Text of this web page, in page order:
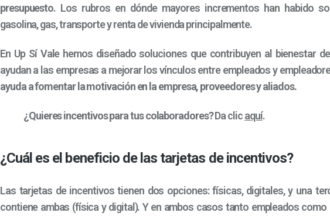
presupuesto. Los rubros en dónde mayores incrementos han habido
gasolina, gas, transporte y renta de vivienda principalmente.
En Up Sí Vale hemos diseñado soluciones que contribuyen al bienestar
ayudan a las empresas a mejorar los vínculos entre empleados y
ayuda a fomentar la motivación en la empresa, proveedores y aliados.
¿Quieres incentivos para tus colaboradores?Da clicaquí.
¿Cuál es el beneficio de las tarjetas de incentivos?
Las tarjetas de incentivos tienen dos opciones: físicas, digitales, y una
contiene ambas (física y digital). Y en ambos casos tanto empleados como